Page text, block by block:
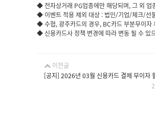
◆ 전자상거래 PG업종에만 해당되며, 그 외 업
◆ 이벤트 적용 제외 대상 : 법인/기업/체크/선
◆ 수협, 광주카드의 경우, BC카드 부분무이자
◆ 신용카드사 정책 변경에 따라 변동 될 수 있
이전글
[공지] 2026년 03월 신용카드 결제 무이자